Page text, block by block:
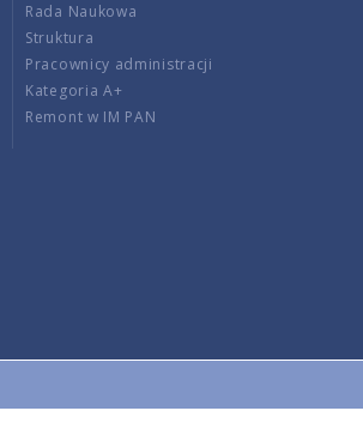
Rada Naukowa
Struktura
Pracownicy administracji
Kategoria A+
Remont w IM PAN